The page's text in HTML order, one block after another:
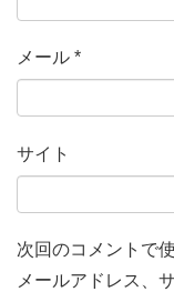
メール *
サイト
次回のコメントで
メールアドレス、